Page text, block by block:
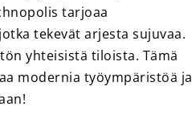
tarjoaa
tekevät arjesta sujuvaa.
yhteisistä tiloista. Tämä
modernia työympäristöä ja